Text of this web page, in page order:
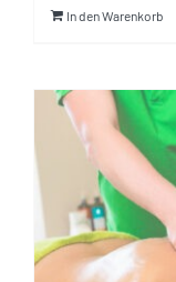
In den Warenkorb